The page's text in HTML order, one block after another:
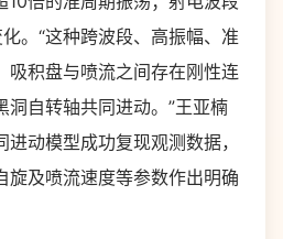
。“这种跨波段、高振幅、准
吸积盘与喷流之间存在刚性连
洞自转轴共同进动。”王亚楠
动模型成功复现观测数据，
旋及喷流速度等参数作出明确